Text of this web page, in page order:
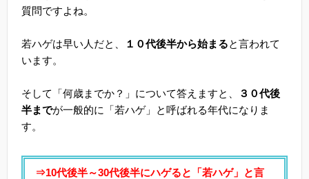
質問ですよね。
若ハゲは早い人だと、 １０代後半から始まると言われて
います。
そして「何歳までか？」について答えますと、
３０代後
半までが一般的に「若ハゲ」と呼ばれる年代になりま
す。
⇒10代後半～30代後半にハゲると「若ハゲ」と言